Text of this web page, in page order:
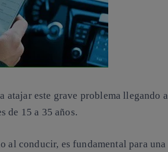
atajar este grave problema llegando a
de 15 a 35 años.
al conducir, es fundamental para una